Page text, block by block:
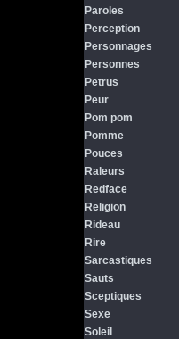
Paroles
Perception
Personnages
Personnes
Petrus
Peur
Pom pom
Pomme
Pouces
Raleurs
Redface
Religion
Rideau
Rire
Sarcastiques
Sauts
Sceptiques
Sexe
Soleil